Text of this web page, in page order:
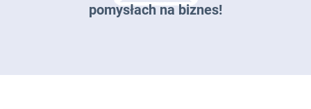
pomysłach na biznes!